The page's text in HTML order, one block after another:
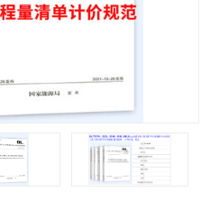
铁路建设工程预算定额
石油化工概算定额数据
长输管道工程检修维修预
算定额
法律图书